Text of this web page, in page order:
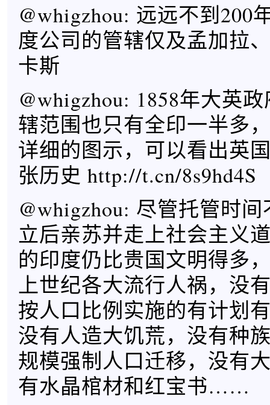
@whigzhou: 远远不到200
度公司的管辖仅及孟加拉
卡斯
@whigzhou: 1858年大英
辖范围也只有全印一半多
详细的图示，可以看出英
张历史 http://t.cn/8s9hd4S
@whigzhou: 尽管托管时
立后亲苏并走上社会主义
的印度仍比贵国文明得多
上世纪各大流行人祸，没
按人口比例实施的有计划
没有人造大饥荒，没有种
规模强制人口迁移，没有
有水晶棺材和红宝书……